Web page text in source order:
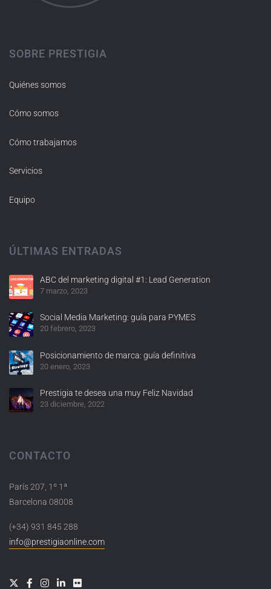
SOBRE PRESTIGIA
Quiénes somos
Cómo somos
Cómo trabajamos
Servicios
Equipo
ÚLTIMAS ENTRADAS
ABC del marketing digital #1: Lead Generation
7 marzo, 2023
Social Media Marketing: guía para PYMES
20 febrero, 2023
Posicionamiento de marca: guía definitiva
20 enero, 2023
Prestigia te desea una muy Feliz Navidad
23 diciembre, 2022
CONTACTO
París 207, 1º 1ª
Barcelona 08008
(+34) 931 845 288
info@prestigiaonline.com